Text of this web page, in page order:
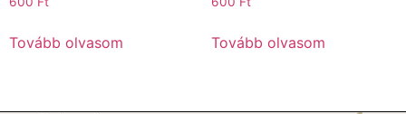
Tovább olvasom Tovább olvasom